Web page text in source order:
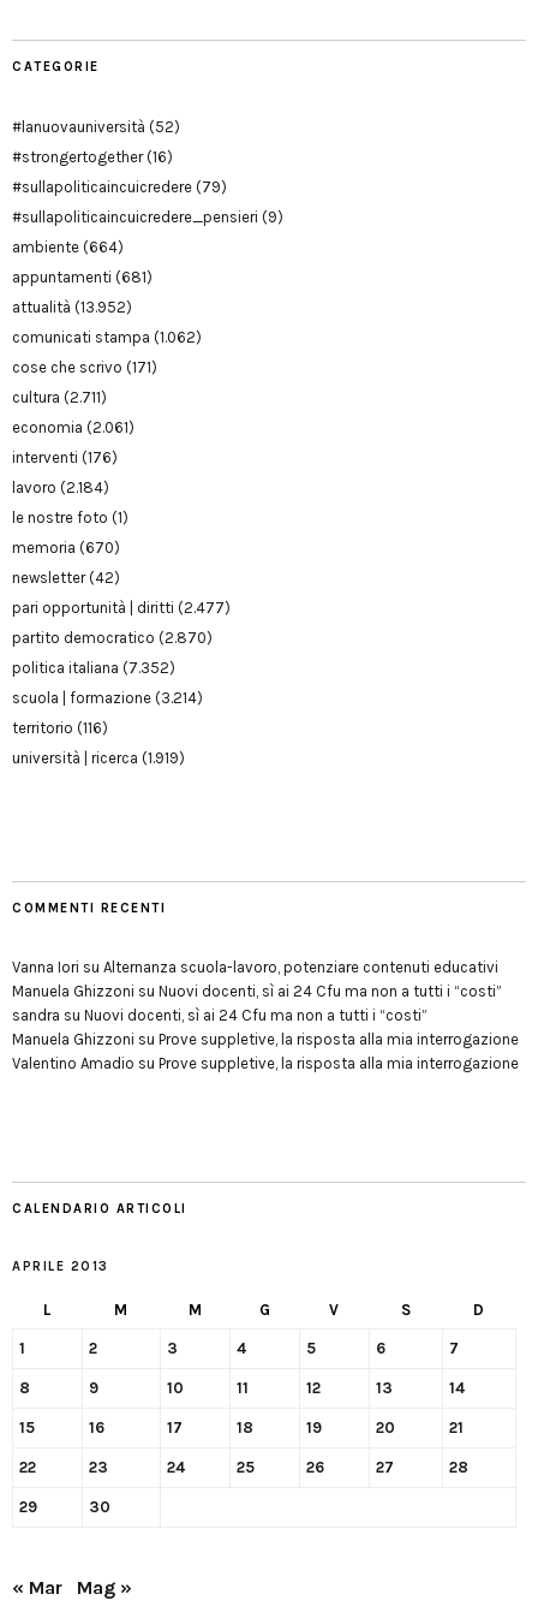
CATEGORIE
#lanuovauniversità (52)
#strongertogether(16)
#sullapoliticaincuicredere (79)
#sullapoliticaincuicredere_pensieri (9)
ambiente (664)
appuntamenti (681)
attualità (13.952)
comunicati stampa (1.062)
cose che scrivo (171)
cultura (2.711)
economia (2.061)
interventi (176)
lavoro (2.184)
le nostre foto (1)
memoria (670)
newsletter(42)
pari opportunità | diritti (2.477)
partito democratico (2.870)
politica italiana (7.352)
scuola | formazione (3.214)
territorio (116)
università | ricerca (1.919)
COMMENTI RECENTI
Vanna Iori su Alternanza scuola-lavoro, potenziare contenuti educativi
Manuela Ghizzoni su Nuovi docenti, sì ai 24 Cfu ma non a tutti i “costi”
sandra su Nuovi docenti, sì ai 24 Cfu ma non a tutti i “costi”
Manuela Ghizzoni su Prove suppletive, la risposta alla mia interrogazione
Valentino Amadio su Prove suppletive, la risposta alla mia interrogazione
CALENDARIO ARTICOLI
APRILE 2013
L M M G V S D
1 2 3 4 5 6 7
8 9 10 11 12 13 14
15 16 17 18 19 20 21
22 23 24 25 26 27 28
29 30
« Mar Mag »